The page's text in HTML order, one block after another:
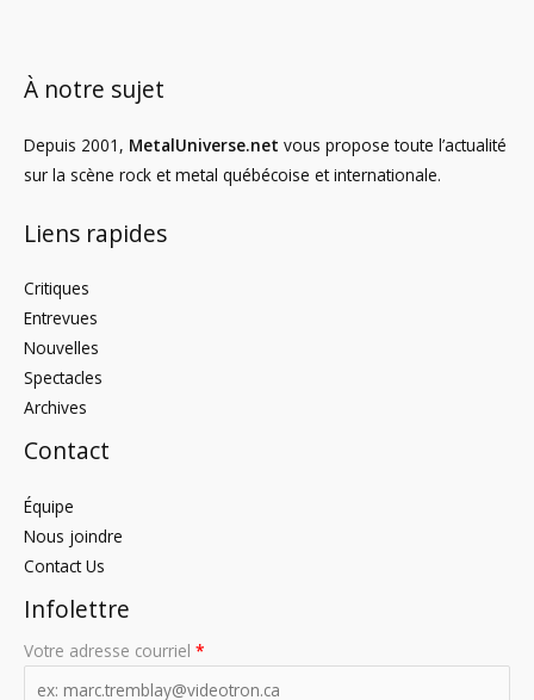
À notre sujet
Depuis 2001, MetalUniverse.net vous propose toute l’actualité
sur la scène rock et metal québécoise et internationale.
Liens rapides
Critiques
Entrevues
Nouvelles
Spectacles
Archives
Contact
Équipe
Nous joindre
Contact Us
Infolettre
Votre adresse courriel *